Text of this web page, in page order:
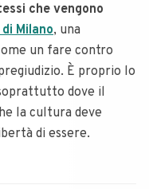
che vengono
Milano, una
un fare contro
È proprio lo
dove il
la cultura deve
di essere.